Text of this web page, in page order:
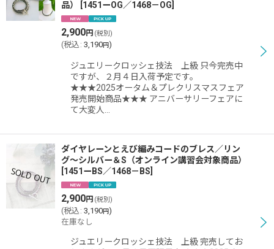
品）
1451ーOG／1468－OG
2,900円 (税別)
(税込 : 3,190円)
ジュエリークロッシェ技法 上級 只今完売中
ですが、２月４日入荷予定です。
★★★2025オータム＆プレクリスマスフェア
発売開始商品★★★ アニバーサリーフェアに
て大変人…
ダイヤレーンとえび編みコードのブレス／リン
グ〜シルバー＆S（オンライン講習会対象商品）
1451ーBS／1468－BS
2,900円 (税別)
(税込 : 3,190円)
在庫なし
ジュエリークロッシェ技法 上級 完売してお